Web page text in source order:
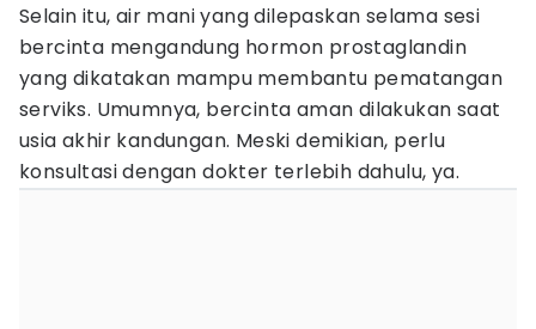
Selain itu, air mani yang dilepaskan selama sesi
bercinta mengandung hormon prostaglandin
yang dikatakan mampu membantu pematangan
serviks. Umumnya, bercinta aman dilakukan saat
usia akhir kandungan. Meski demikian, perlu
konsultasi dengan dokter terlebih dahulu, ya.